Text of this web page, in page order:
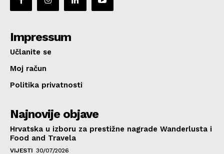
Impressum
Učlanite se
Moj račun
Politika privatnosti
Najnovije objave
Hrvatska u izboru za prestižne nagrade Wanderlusta i
Food and Travela
VIJESTI 30/07/2026